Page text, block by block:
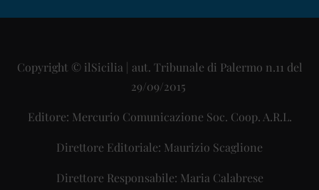
Copyright © ilSicilia | aut. Tribunale di Palermo n.11 del
29/09/2015
Editore: Mercurio Comunicazione Soc. Coop. A.R.L.
Direttore Editoriale: Maurizio Scaglione
Direttore Responsabile: Maria Calabrese